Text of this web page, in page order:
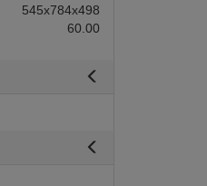
545х784х498
60.00